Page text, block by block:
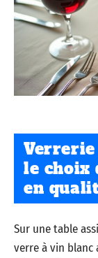
le choix
en
Sur une table
verre à vin blanc